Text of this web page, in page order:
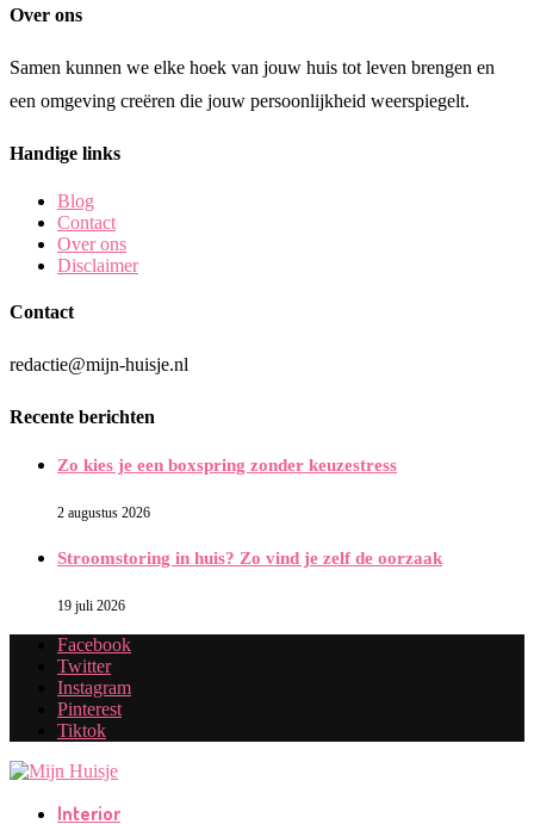
Over ons
Samen kunnen we elke hoek van jouw huis tot leven brengen en
een omgeving creëren die jouw persoonlijkheid weerspiegelt.
Handige links
Blog
Contact
Over ons
Disclaimer
Contact
redactie@mijn-huisje.nl
Recente berichten
Zo kies je een boxspring zonder keuzestress
2 augustus 2026
Stroomstoring in huis? Zo vind je zelf de oorzaak
19 juli 2026
Facebook
Twitter
Instagram
Pinterest
Tiktok
Interior